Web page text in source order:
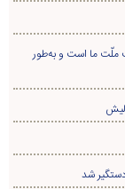
ملّت ما است و به‌طور
لیش